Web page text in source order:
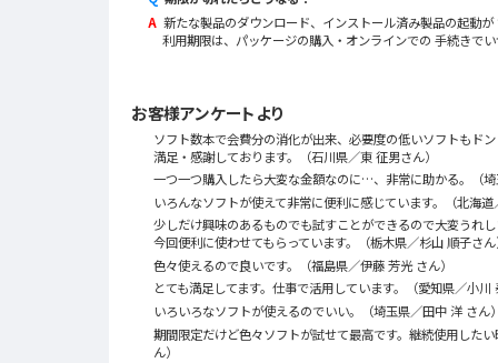
A 新たな製品のダウンロード、インストール済み製品の起動が
利用期限は、パッケージの購入・オンラインでの 手続きで
お客様アンケートより
ソフト数本で会費分の消化が出来、必要度の低いソフトもド
満足・感謝しております。（石川県／東 征男さん）
一つ一つ購入したら大変な金額なのに…、非常に助かる。（
いろんなソフトが使えて非常に便利に感じています。（北海
少しだけ興味のあるものでも試すことができるので大変うれ
今回便利に使わせてもらっています。（栃木県／杉山 順子さ
色々使えるので良いです。（福島県／伊藤 芳光 さん）
とても満足してます。仕事で活用しています。（愛知県／小川
いろいろなソフトが使えるのでいい。（埼玉県／田中 洋 さん
期間限定だけど色々ソフトが試せて最高です。継続使用した
ん）